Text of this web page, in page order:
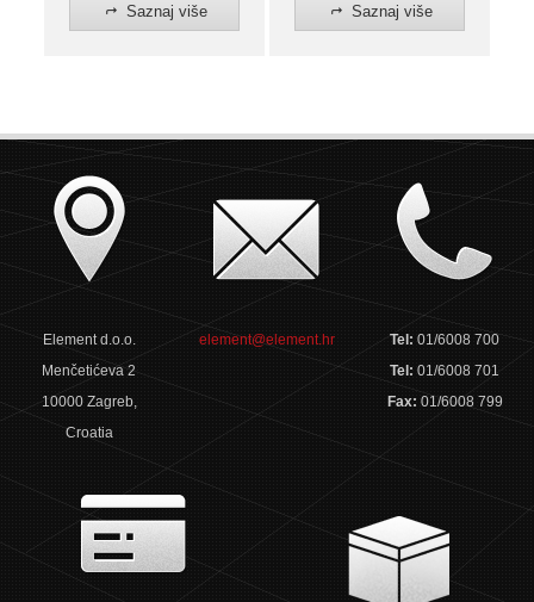
Saznaj više Saznaj više
Element d.o.o.
Menčetićeva 2
10000 Zagreb,
Croatia
element@element.hr Tel:01/6008 700
Tel:01/6008 701
Fax: 01/6008 799